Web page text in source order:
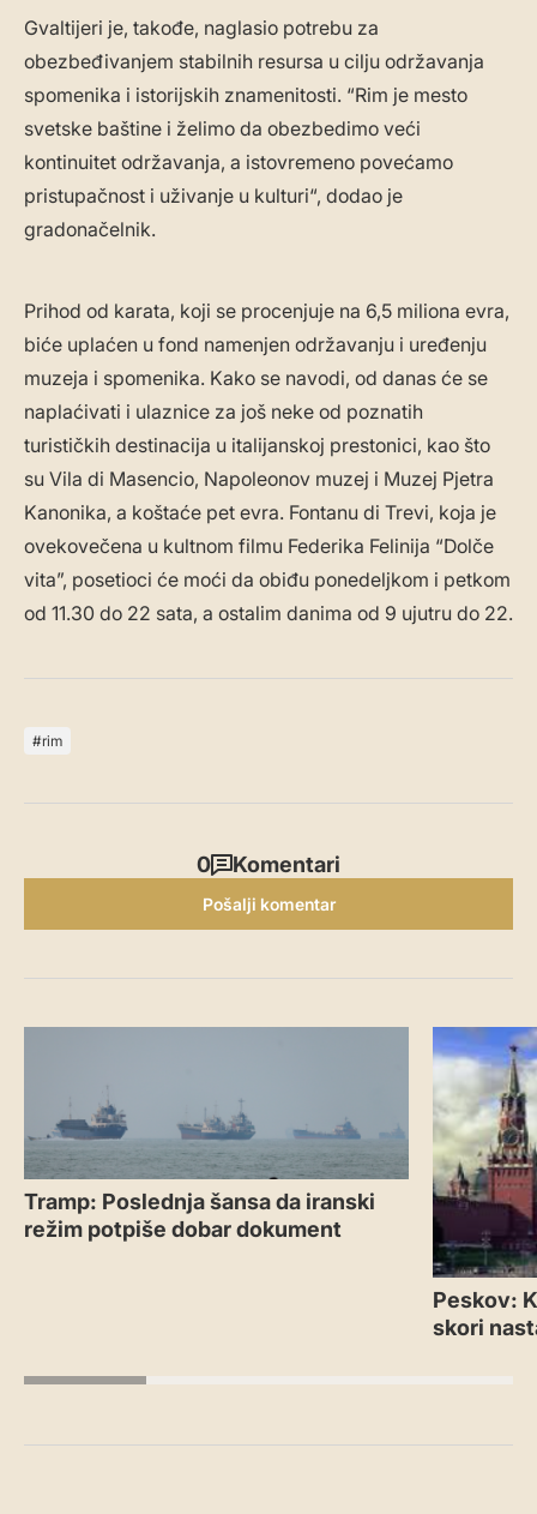
Gvaltijeri je, takođe, naglasio potrebu za
obezbeđivanjem stabilnih resursa u cilju održavanja
spomenika i istorijskih znamenitosti. “Rim je mesto
svetske baštine i želimo da obezbedimo veći
kontinuitet održavanja, a istovremeno povećamo
pristupačnost i uživanje u kulturi“, dodao je
gradonačelnik.
Prihod od karata, koji se procenjuje na 6,5 miliona evra,
biće uplaćen u fond namenjen održavanju i uređenju
muzeja i spomenika. Kako se navodi, od danas će se
naplaćivati i ulaznice za još neke od poznatih
turističkih destinacija u italijanskoj prestonici, kao što
su Vila di Masencio, Napoleonov muzej i Muzej Pjetra
Kanonika, a koštaće pet evra. Fontanu di Trevi, koja je
ovekovečena u kultnom filmu Federika Felinija “Dolče
vita”, posetioci će moći da obiđu ponedeljkom i petkom
od 11.30 do 22 sata, a ostalim danima od 9 ujutru do 22.
rim
0 Komentari
Pošalji komentar
Tramp: Poslednja šansa da iranski
režim potpiše dobar dokument
Peskov:
skori